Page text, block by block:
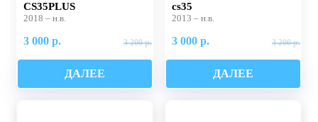
CS35PLUS
2018 – н.в.
3 000 р. 3 200 р.
ДАЛЕЕ
cs35
2013 – н.в.
3 000 р. 3 200 р.
ДАЛЕЕ